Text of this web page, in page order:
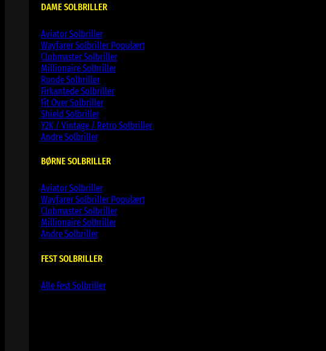
DAME SOLBRILLER
Aviator Solbriller
Wayfarer Solbriller
Clubmaster Solbriller
Millionaire Solbriller
Runde Solbriller
Firkantede Solbriller
Fit Over Solbriller
Shield Solbriller
Y2K / Vintage / Retro Solbriller
Andre Solbriller
BØRNE SOLBRILLER
Aviator Solbriller
Wayfarer Solbriller
Clubmaster Solbriller
Millionaire Solbriller
Andre Solbriller
FEST SOLBRILLER
Alle Fest Solbriller